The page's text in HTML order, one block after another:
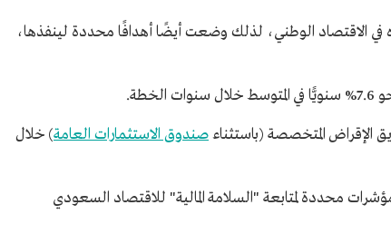
في الاقتصاد الوطني، لذلك وضعت أيضًا أهدافًا محددة لينفذها،
الإقراض المتخصصة (باستثناءصندوق الاستثمارات العامة) خلال
محددة لمتابعة "السلامة المالية" للاقتصاد السعودي